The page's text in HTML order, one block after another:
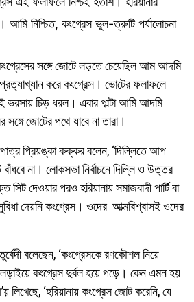
নিশ্চিত, কংগ্রেস ভুল-ত্রুটি পর্যালোচনা
কংগ্রেসের সঙ্গে জোটে লড়তে চেয়েছিল আম আদমি
করে কংগ্রেস। ভোটের ফলাফলে
ভরসায় চিড় ধরল। এবার পাল্টা আমি আদমি
সঙ্গে জোটের পথে যাবে না তারা।
প্রিয়ঙ্কা কক্কর বলেন, ‘দিল্লিতে আপ
না। লোকসভা নির্বাচনে দিল্লি ও উত্তর
দেওয়ার পরও হরিয়ানায় সমাজবাদী পার্টি বা
দেয়নি কংগ্রেস। ওদের আত্মবিশ্বাসই ওদের
বলেছেন, ‘কংগ্রেসকে রণকৌশল নিয়ে
লড়াইয়ে কংগ্রেস দুর্বল হয়ে পড়ে। কেন এমন হয়
লিখেছে, ‘হরিয়ানায় কংগ্রেস জোট করেনি, যে